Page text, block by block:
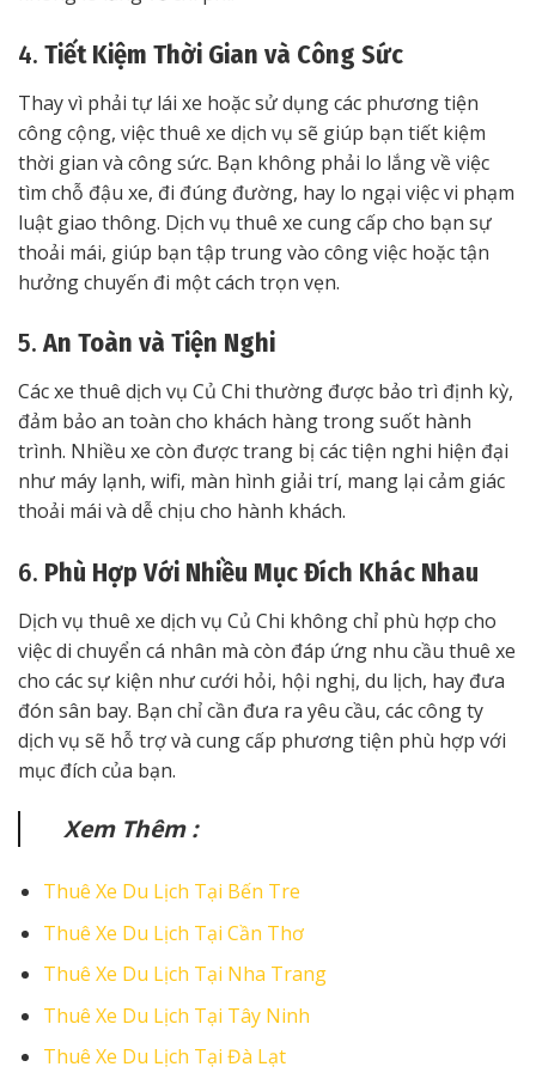
4. Tiết Kiệm Thời Gian và Công Sức
Thay vì phải tự lái xe hoặc sử dụng các phương tiện
công cộng, việc thuê xe dịch vụ sẽ giúp bạn tiết kiệm
thời gian và công sức. Bạn không phải lo lắng về việc
tìm chỗ đậu xe, đi đúng đường, hay lo ngại việc vi phạm
luật giao thông. Dịch vụ thuê xe cung cấp cho bạn sự
thoải mái, giúp bạn tập trung vào công việc hoặc tận
hưởng chuyến đi một cách trọn vẹn.
5. An Toàn và Tiện Nghi
Các xe thuê dịch vụ Củ Chi thường được bảo trì định kỳ,
đảm bảo an toàn cho khách hàng trong suốt hành
trình. Nhiều xe còn được trang bị các tiện nghi hiện đại
như máy lạnh, wifi, màn hình giải trí, mang lại cảm giác
thoải mái và dễ chịu cho hành khách.
6. Phù Hợp Với Nhiều Mục Đích Khác Nhau
Dịch vụ thuê xe dịch vụ Củ Chi không chỉ phù hợp cho
việc di chuyển cá nhân mà còn đáp ứng nhu cầu thuê xe
cho các sự kiện như cưới hỏi, hội nghị, du lịch, hay đưa
đón sân bay. Bạn chỉ cần đưa ra yêu cầu, các công ty
dịch vụ sẽ hỗ trợ và cung cấp phương tiện phù hợp với
mục đích của bạn.
Xem Thêm :
Thuê Xe Du Lịch Tại Bến Tre
Thuê Xe Du Lịch Tại Cần Thơ
Thuê Xe Du Lịch Tại Nha Trang
Thuê Xe Du Lịch Tại Tây Ninh
Thuê Xe Du Lịch Tại Đà Lạt